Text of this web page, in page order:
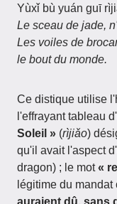
Yùxǐ bù yuán guī
Le sceau de jade,
Les voiles de
le bout du monde.
Ce distique utilise
l'effrayant tableau
Soleil » (rìjiǎo)
qu'il avait l'aspect
dragon) ; le mot«
légitime du mandat
auraient dû, sans